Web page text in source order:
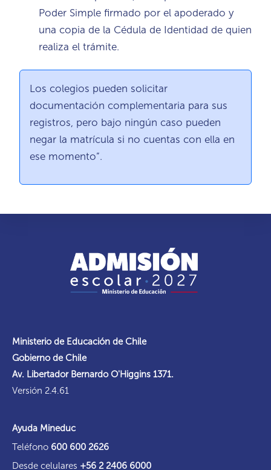
Poder Simple firmado por el apoderado y
una copia de la Cédula de Identidad de quien
realiza el trámite.
Los colegios pueden solicitar
documentación complementaria para sus
registros, pero bajo ningún caso pueden
negar la matrícula si no cuentas con ella en
ese momento”.
Ministerio de Educación de Chile
Gobierno de Chile
Av. Libertador Bernardo O'Higgins 1371.
Versión 2.4.61
Ayuda Mineduc
Teléfono 600 600 2626
Desde celulares +56 2 2406 6000